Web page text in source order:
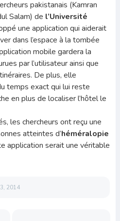
pakistanais (Kamran
Salam) de l’Université
une application qui aiderait
dans l’espace à la tombée
mobile gardera la
par l’utilisateur ainsi que
De plus, elle
temps exact qui lui reste
en plus de localiser l’hôtel le
les chercheurs ont reçu une
atteintes d’héméralopie
application serait une véritable
2014